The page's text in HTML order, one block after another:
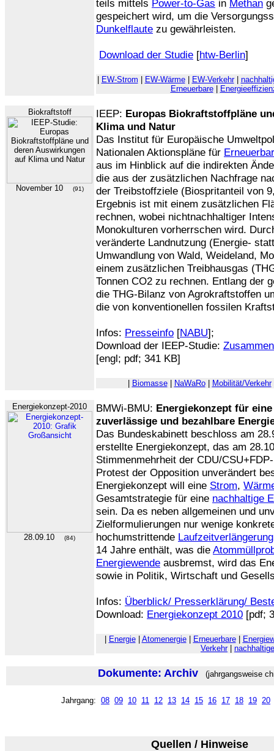
teils mittels Power-to-Gas in Methan
gespeichert wird, um die
Dunkelflaute zu gewährleisten.
Download der Studie [htw-Berlin]
EW-Strom EW-Wärme| EW-Verkehr|
Erneuerbare|
Biokraftstoff
November 10 (91)
IEEP: Europas Biokraftstoffpläne
Klima und Natur
Das Institut für Europäische
Nationalen Aktionspläne für
aus im Hinblick auf die indirekten
die aus der zusätzlichen Nachfrage
der Treibstoffziele (Biospritanteil von
Ergebnis ist mit einem zusätzlichen
rechnen, wobei nichtnachhaltiger
Monokulturen vorherrschen wird.
veränderte Landnutzung (Energie-
Umwandlung von Wald, Weideland,
einem zusätzlichen Treibhausgas
Tonnen CO2 zu rechnen. Entlang der
die THG-Bilanz von Agrokraftstoffen
die von konventionellen fossilen
Infos: Presseinfo [NABU];
Download der IEEP-Studie:
[engl; pdf; 341 KB]
Biomasse| NaWaRo| Mobilität/Verkehr
Energiekonzept-2010
28.09.10 (84)
BMWi-BMU: Energiekonzept für
zuverlässige und bezahlbare
Das Bundeskabinett beschloss am
erstellte Energiekonzept, das am
Stimmenmehrheit der CDU/
Protest der Opposition unverändert
Energiekonzept will eine Strom,
Gesamtstrategie für eine nachhaltige
sein. Da es neben allgemeinen und
Zielformulierungen nur wenige
hochumstrittende Laufzeitverlängerung
14 Jahre enthält, was die
Energiewende ausbremst, wird das
sowie in Politik, Wirtschaft und
Infos: Überblick/ Presserklärung/
Download: Energiekonzept 2010 [pdf;
Energie| Atomenergie| Erneuerbare|
Verkehr|
Dokumente: Archiv (jahrgangsweise
Jahrgang: 08 09 10 11 12 13 14 15 16 17 18 19 20
Quellen / Hinweise